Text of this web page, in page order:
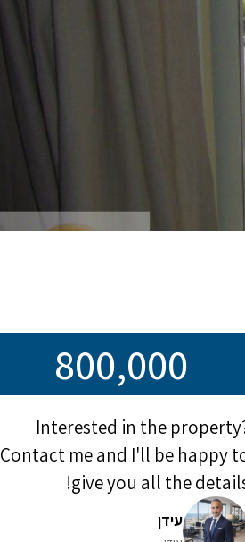
800,000
Interested in the
Contact me and I'll be happy
give you all the
עידן